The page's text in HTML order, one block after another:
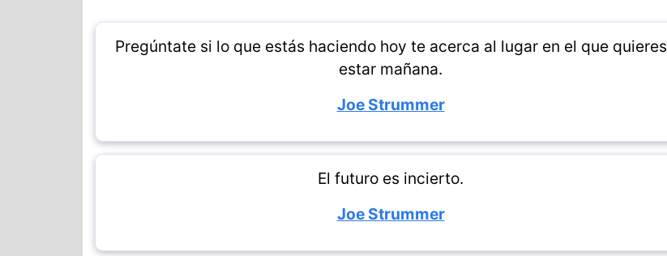
Pregúntate si lo que estás haciendo hoy te acerca al lugar en el que quieres
estar mañana.
Joe Strummer
El futuro es incierto.
Joe Strummer